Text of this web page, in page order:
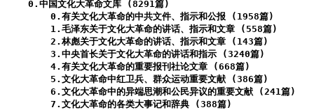
    0.中国文化大革命文库 (8291篇)
        0.有关文化大革命的中共文件、指示和公报 (1958篇)
        1.毛泽东关于文化大革命的讲话、指示和文章 (558篇)
        2.林彪关于文化大革命的讲话、指示和文章 (143篇)
        3.中央首长关于文化大革命的讲话和指示 (3240篇)
        4.有关文化大革命的重要报刊社论文章 (668篇)
        5.文化大革命中红卫兵、群众运动重要文献 (386篇)
        6.文化大革命中的异端思潮和公民异议的重要文献 (241篇)
        7.文化大革命的各类大事记和辞典 (388篇)